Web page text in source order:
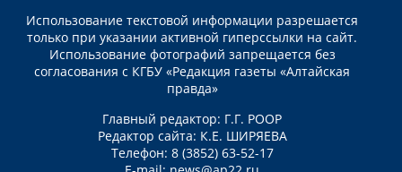
Использование текстовой информации разрешается
только при указании активной гиперссылки на сайт.
Использование фотографий запрещается без
согласования с КГБУ «Редакция газеты «Алтайская
правда»
Главный редактор: Г.Г. РООР
Редактор сайта: К.Е. ШИРЯЕВА
Телефон: 8 (3852) 63-52-17